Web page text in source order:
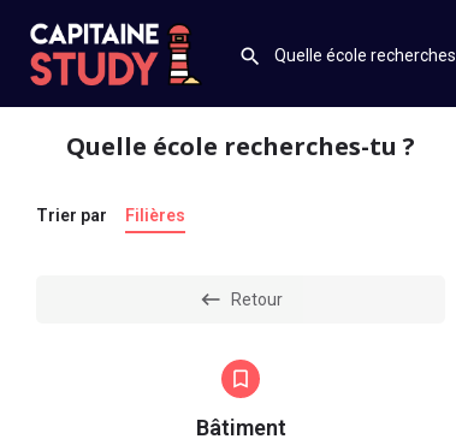
Quelle école recherches-tu ?
Trier par Filières
Retour
Bâtiment